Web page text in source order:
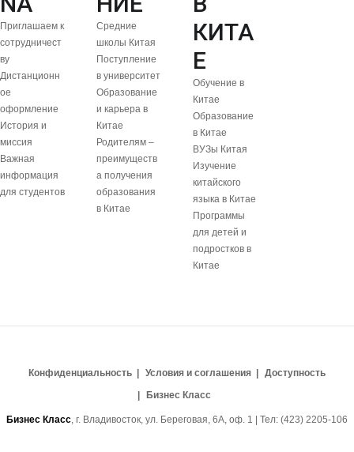
Приглашаем к
сотрудничест
ву
Дистанционн
ое
оформление
История и
миссия
Важная
информация
для студентов
Средние
школы Китая
Поступление
в университет
Образование
и карьера в
Китае
Родителям –
преимуществ
а получения
образования
в Китае
КИТА
Е
Обучение в
Китае
Образование
в Китае
ВУЗы Китая
Изучение
китайского
языка в Китае
Программы
для детей и
подростков в
Китае
Конфиденциальность Условия и соглашения
Доступность
Бизнес Класс
Бизнес Класс, г. Владивосток, ул. Береговая, 6А, оф. 1 | Тел: (423) 2205-106